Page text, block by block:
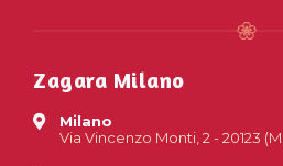
Zagara Milano
Milano
Via Vincenzo Monti, 2 - 20123